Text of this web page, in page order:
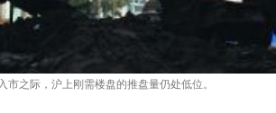
市之际，沪上刚需楼盘的推盘量仍处低位。